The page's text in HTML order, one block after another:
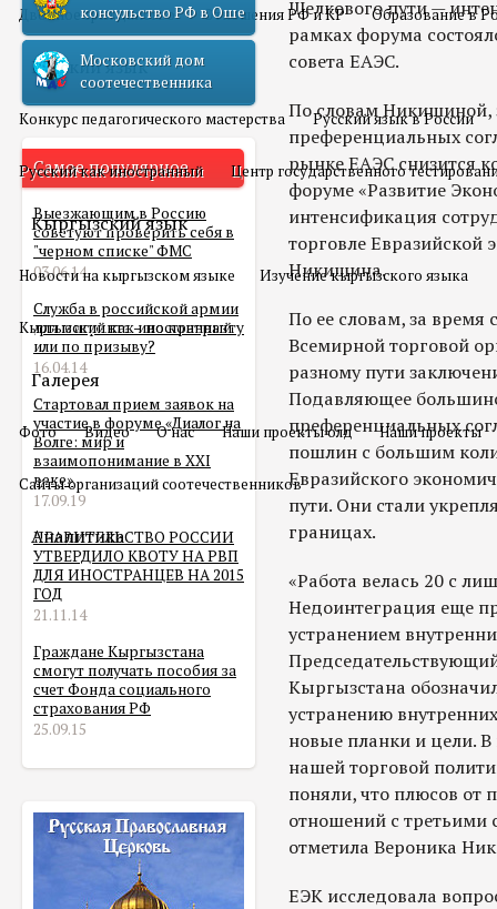
Двойное гражданство Отношения РФ и КР Образование в
Русский язык
Конкурс педагогического мастерства Русский язык в России
Русский как иностранный Центр государственного
Кыргызский язык
Новости на кыргызском языке Изучение кыргызского языка
Кыргызский как иностранный
Галерея
Фото Видео О нас Наши проекты олд Наши проекты
Сайты организаций соотечественников
Аналитика
консульство РФ в Оше
Московский дом
соотечественника
Самое популярное
Выезжающим в Россию
советуют проверить себя в
"черном списке" ФМС
03.06.14
Служба в российской армии
для мигранта – по контракту
или по призыву?
16.04.14
Стартовал прием заявок на
участие в форуме «Диалог на
Волге: мир и
взаимопонимание в XXI
веке»
17.09.19
ПРАВИТЕЛЬСТВО РОССИИ
УТВЕРДИЛО КВОТУ НА РВП
ДЛЯ ИНОСТРАНЦЕВ НА 2015
ГОД
21.11.14
Граждане Кыргызстана
смогут получать пособия за
счет Фонда социального
страхования РФ
25.09.15
Шелкового пути —
рамках форума
совета ЕАЭС.
По словам Никишиной,
преференциальных
рынке ЕАЭС снизится
форуме «Развитие
интенсификация
торговле Евразийской
Никишина.
По ее словам, за
Всемирной торговой
разному пути
Подавляющее
преференциальных
пошлин с большим
Евразийского
пути. Они стали
границах.
«Работа велась 20 с
Недоинтеграция еще
устранением
Кыргызстана
устранению
новые планки и цели.
нашей торговой
поняли, что плюсов от
отношений с третьими
отметила Вероника
ЕЭК исследовала